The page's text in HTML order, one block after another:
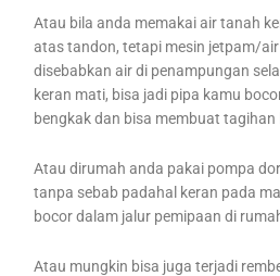
Atau bila anda memakai air tanah
atas tandon, tetapi mesin jetpam/
disebabkan air di penampungan
keran mati, bisa jadi pipa kamu
bengkak dan bisa membuat
Atau dirumah anda pakai pompa
tanpa sebab padahal keran pada
bocor dalam jalur pemipaan di
Atau mungkin bisa juga terjadi